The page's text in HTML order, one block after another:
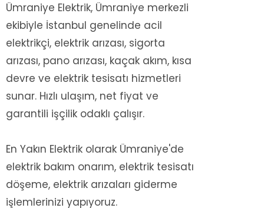
Ümraniye Elektrik, Ümraniye merkezli
ekibiyle İstanbul genelinde acil
elektrikçi, elektrik arızası, sigorta
arızası, pano arızası, kaçak akım, kısa
devre ve elektrik tesisatı hizmetleri
sunar. Hızlı ulaşım, net fiyat ve
garantili işçilik odaklı çalışır.
En Yakın Elektrik olarak Ümraniye'de
elektrik bakım onarım, elektrik tesisatı
döşeme, elektrik arızaları giderme
işlemlerinizi yapıyoruz.